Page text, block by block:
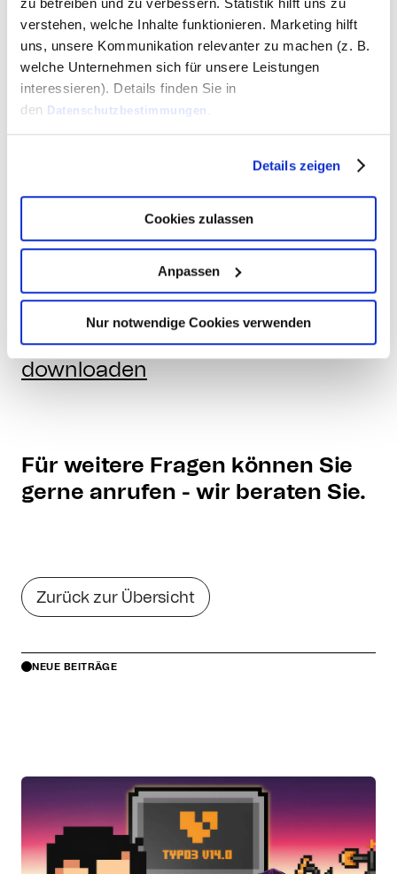
verstehen, welche Inhalte funktionieren. Marketing hilft
uns, unsere Kommunikation relevanter zu machen (z. B.
welche Unternehmen sich für unsere Leistungen
interessieren). Details finden Sie in
den Datenschutzbestimmungen
Details zeigen
Cookies zulassen
Anpassen
Nur notwendige Cookies verwenden
Beschäftigung von weniger als
100 Mitarbeitern
Jahresumsatz oder eine
Jahresbilanzsumme des
Vorjahres von höchstens 20
wird im Einzelfall geprüft
Mehr Infos zum Förderprogramm
finden Sie hierund
zusätzlich einen go-digital Flyer
zum Downloaden:Flyer
downloaden
Für weitere Fragen können Sie
gerne anrufen - wir beraten Sie.
Zurück zur Übersicht
NEUE BEITRÄGE